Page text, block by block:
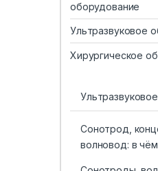
оборудование
Ультразвуковое
Хирургическое
Сонотрод,
волновод: в